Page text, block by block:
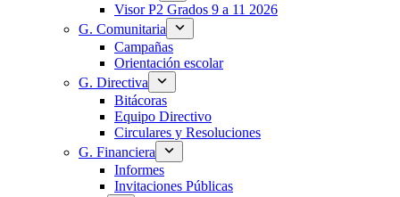
Visor P2 Grados 9 a 11 2026
G. Comunitaria
Campañas
Orientación escolar
G. Directiva
Bitácoras
Equipo Directivo
Circulares y Resoluciones
G. Financiera
Informes
Invitaciones Públicas